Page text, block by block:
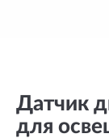
Датчик
для